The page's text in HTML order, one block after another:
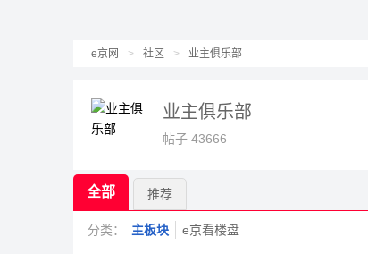
e京网 > 社区 > 业主俱乐部
业主俱乐部
帖子 43666
全部 推荐
分类： 主板块 e京看楼盘